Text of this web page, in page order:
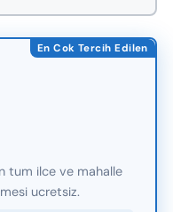
En Cok Tercih Edilen
tum ilce ve mahalle
ucretsiz.